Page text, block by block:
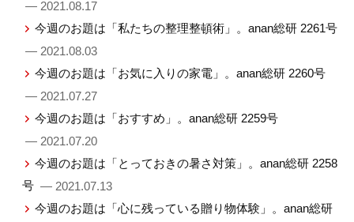
— 2021.08.17
今週のお題は「私たちの整理整頓術」。anan総研 2261号
— 2021.08.03
今週のお題は「お気に入りの家電」。anan総研 2260号
— 2021.07.27
今週のお題は「おすすめ」。anan総研 2259号
— 2021.07.20
今週のお題は「とっておきの暑さ対策」。anan総研 2258
号 — 2021.07.13
今週のお題は「心に残っている贈り物体験」。anan総研